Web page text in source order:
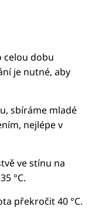
celou dobu
je nutné, aby
sbíráme mladé
nejlépe v
ve stínu na
°C.
překročit 40 °C.